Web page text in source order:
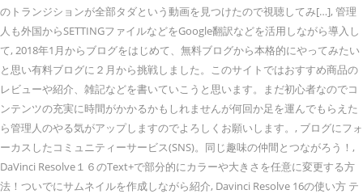
のトランジションが全部タダという動画を見つけたので視聴してみ[…], 管理
人も外国からSETTINGファイルなどをGoogle翻訳などを活用しながら導入し
て, 2018年1月からブログをはじめて、無料ブログから本格的にやってみたい
と思い有料ブログに２月から挑戦しました。このサイトではおすすめ商品の
レビューや紹介、雑記などを書いていこうと思います。まだ初心者なのでコ
ンテンツの充実に時間がかかるかもしれませんが何回か足を運んでもらえた
ら管理人のやる気がアップしますのでよろしくお願いします。, ブログにフォ
ーカスしたコミュニティーサービス(SNS)。同じ趣味の仲間とつながろう！,
DaVinci Resolve１６のText+で部分的にカラーや大きさを任意に変更する方
法！ついでにサムネイルを作成しながら紹介, Davinci Resolve 16の使い方 テ